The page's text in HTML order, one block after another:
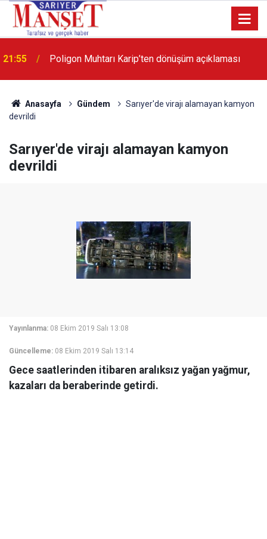
21:55 Poligon Muhtarı Karip’ten dönüşüm açıklaması
13:36 'Poligon'da İstanbul'a örnek proje gerçekleştirilecek'
Anasayfa Gündem
Sarıyer'de virajı alamayan kamyon
devrildi
Sarıyer'de virajı alamayan kamyon
devrildi
Yayınlanma: 08 Ekim 2019 Salı 13:08
Güncelleme: 08 Ekim 2019 Salı 13:14
Gece saatlerinden itibaren aralıksız yağan yağmur,
kazaları da beraberinde getirdi.